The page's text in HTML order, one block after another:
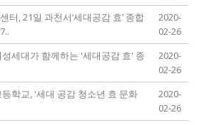
터, 21일 과천서‘세대공감 효’ 종합
2020-
02-26
세대가 함께하는 '세대공감 효' 종
2020-
02-26
학교, '세대 공감 청소년 효 문화
2020-
02-26